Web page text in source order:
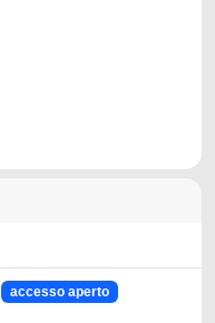
accesso aperto